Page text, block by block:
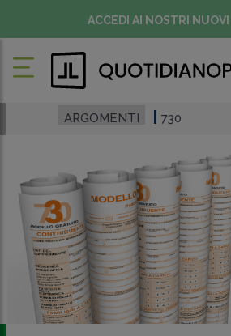
ACCEDI AI NOSTRI NUOVI
ARGOMENTI 730